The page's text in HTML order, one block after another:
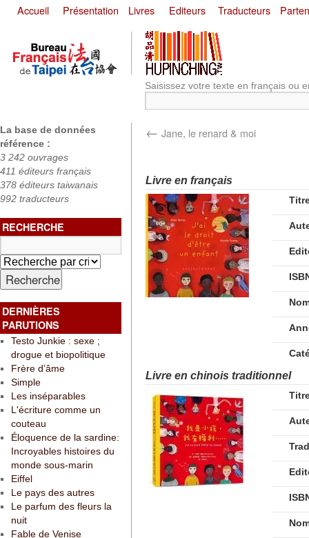
Accueil Présentation Livres Editeurs Traducteurs
Saisissez votre texte en français ou
La base de données
référence :
3 242 ouvrages
411 éditeurs français
378 éditeurs taiwanais
992 traducteurs
RECHERCHE
DERNIÈRES
PARUTIONS
Testo Junkie : sexe ;
drogue et biopolitique
Frère d’âme
Simple
Les inséparables
L'écriture comme un
couteau
Éloquence de la sardine:
Incroyables histoires du
monde sous-marin
Eiffel
Le pays des autres
Le parfum des fleurs la
nuit
Fable de Venise
← Jane, le renard & moi
Livre en français
Livre en chinois traditionnel